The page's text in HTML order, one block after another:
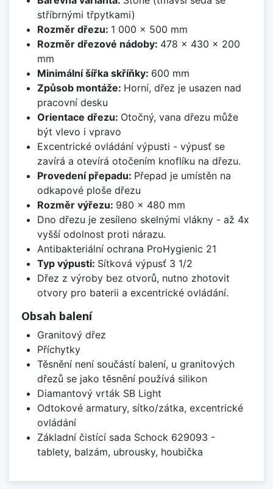
stříbrnými třpytkami)
Rozměr dřezu: 1 000 x 500 mm
Rozměr dřezové nádoby: 478 x 430 x 200
mm
Minimální šířka skříňky: 600 mm
Způsob montáže: Horní, dřez je usazen nad
pracovní desku
Orientace dřezu: Otočný, vana dřezu může
být vlevo i vpravo
Excentrické ovládání výpusti - výpusť se
zavírá a otevírá otočením knoflíku na dřezu.
Provedení přepadu: Přepad je umístěn na
odkapové ploše dřezu
Rozměr výřezu: 980 x 480 mm
Dno dřezu je zesíleno skelnými vlákny - až 4x
vyšší odolnost proti nárazu.
Antibakteriální ochrana ProHygienic 21
Typ výpusti: Sítková výpusť 3 1/2
Dřez z výroby bez otvorů, nutno zhotovit
otvory pro baterii a excentrické ovládání.
Obsah balení
Granitový dřez
Příchytky
Těsnění není součástí balení, u granitových
dřezů se jako těsnění používá silikon
Diamantový vrták SB Light
Odtokové armatury, sítko/zátka, excentrické
ovládání
Základní čistící sada Schock 629093 -
tablety, balzám, ubrousky, houbička